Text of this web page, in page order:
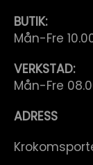
BUTIK:
Mån-Fre
VERKSTAD:
Mån-Fre
ADRESS